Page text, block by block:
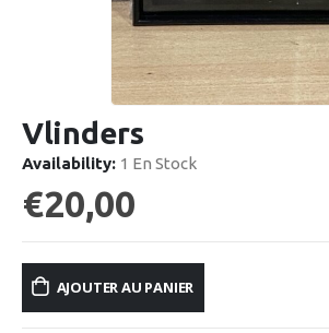
Vlinders
Availability: 1 En Stock
€20,00
AJOUTER AU PANIER